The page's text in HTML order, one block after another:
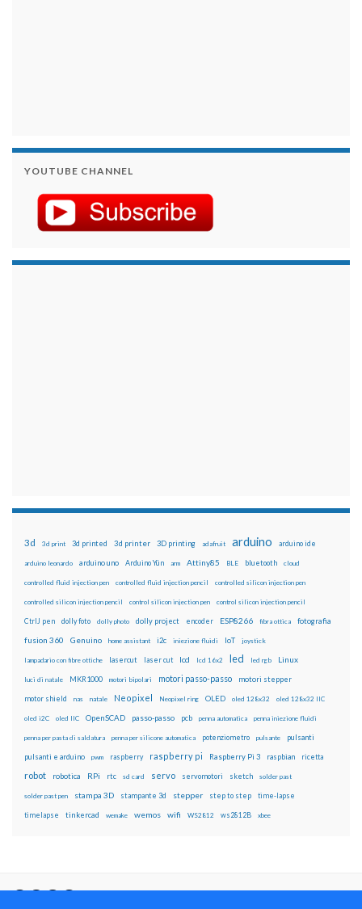
YOUTUBE CHANNEL
3d 3d print 3d printed 3d printer 3D printing adafruit arduino arduino ide
arduino leonardo arduino uno Arduino Yún arm Attiny85 BLE bluetooth cloud
controlled fluid injection pen controlled fluid injection pencil controlled silicon injection pen
controlled silicon injection pencil control silicon injection pen control silicon injection pencil
CtrlJ pen dolly foto dolly photo dolly project encoder ESP8266 fibra ottica fotografia
fusion 360 Genuino home assistant i2c iniezione fluidi IoT joystick
lampadario con fibre ottiche lasercut laser cut lcd lcd 16x2 led led rgb Linux
luci di natale MKR1000 motori bipolari motori passo-passo motori stepper
motor shield nas natale Neopixel Neopixel ring OLED oled 128x32 oled 128x32 IIC
oled i2C oled IIC OpenSCAD passo-passo pcb penna automatica penna iniezione fluidi
penna per pasta di saldatura penna per silicone automatica potenziometro pulsante pulsanti
pulsanti e arduino pwm raspberry raspberry pi Raspberry Pi 3 raspbian ricetta
robot robotica RPi rtc sd card servo servomotori sketch solder past
solder past pen stampa 3D stampante 3d stepper step to step time-lapse
timelapse tinkercad wemake wemos wifi WS2812 ws2812B xbee